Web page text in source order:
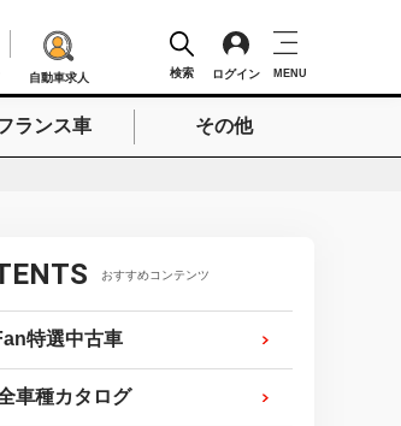
自動車求人 検索 ログイン MENU
ランス車 その他
おすすめコンテンツ
特選中古車
車種カタログ